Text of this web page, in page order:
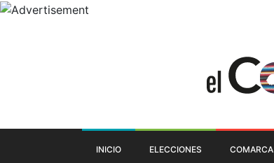
INICIO ELECCIONES COMARCA